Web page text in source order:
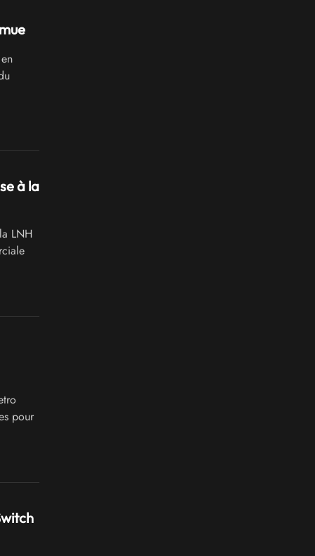
à la
LNH
pour